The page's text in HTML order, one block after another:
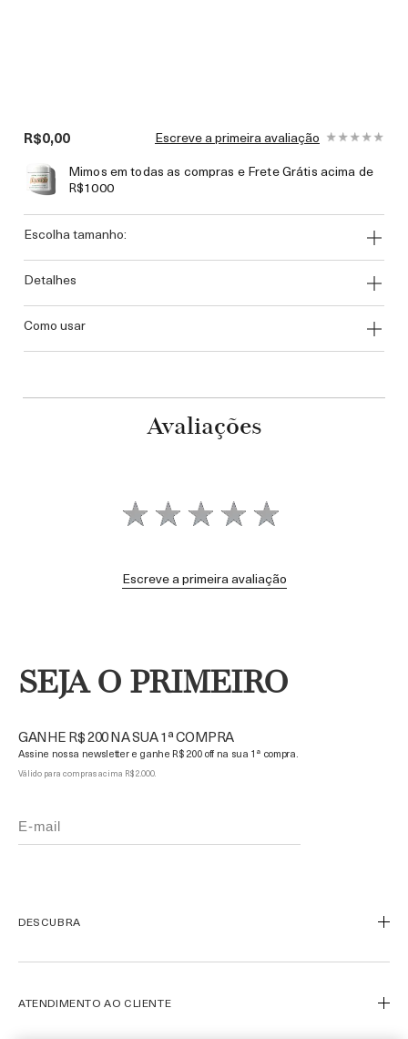
R$0,00
Escreve a primeira avaliação
Mimos em todas as compras e Frete Grátis acima de
R$1000
escolha tamanho:
detalhes
como usar
Avaliações
Escreve a primeira avaliação
SEJA O PRIMEIRO
GANHE R$ 200 NA SUA 1ª COMPRA
Assine nossa newsletter e ganhe R$ 200 off na sua 1ª compra.
Válido para compras acima R$ 2.000.
DESCUBRA
Nossa Arte
ATENDIMENTO AO CLIENTE